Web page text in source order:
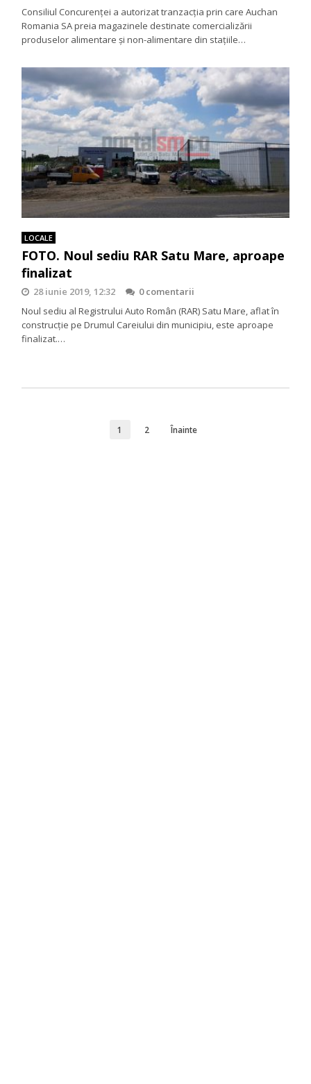
Consiliul Concurenței a autorizat tranzacția prin care Auchan
Romania SA preia magazinele destinate comercializării
produselor alimentare și non-alimentare din stațiile…
LOCALE
FOTO. Noul sediu RAR Satu Mare, aproape
finalizat
28 iunie 2019, 12:32
0 comentarii
Noul sediu al Registrului Auto Român (RAR) Satu Mare, aflat în
construcție pe Drumul Careiului din municipiu, este aproape
finalizat.…
1 2 Înainte